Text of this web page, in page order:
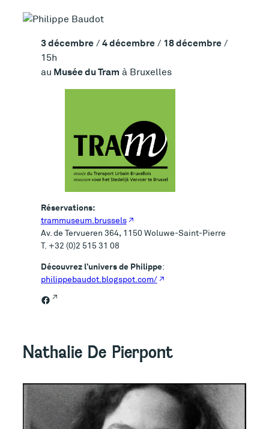
3 décembre/ 4 décembre/ 18 décembre/
15h
au Musée du Tram à Bruxelles
Réservations:
trammuseum.brussels
Av. de Tervueren 364, 1150 Woluwe-Saint-Pierre
T. +32 (0)2 515 31 08
Découvrez l’univers de Philippe:
philippebaudot.blogspot.com/
Facebook
Nathalie De Pierpont